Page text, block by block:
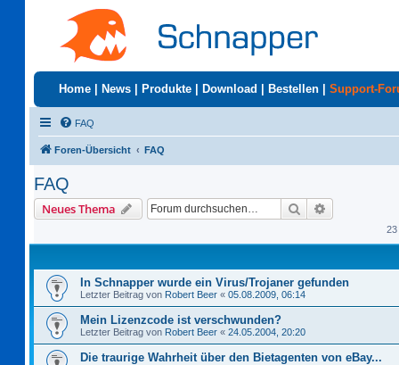
Home News Produkte Download Bestellen Support-
FAQ
Foren-Übersicht FAQ
FAQ
Neues Thema Suche
23
In Schnapper wurde ein Virus/Trojaner gefunden
Letzter Beitrag von Robert Beer « 05.08.2009, 06:14
Mein Lizenzcode ist verschwunden?
Letzter Beitrag von Robert Beer « 24.05.2004, 20:20
Die traurige Wahrheit über den Bietagenten von eBay...